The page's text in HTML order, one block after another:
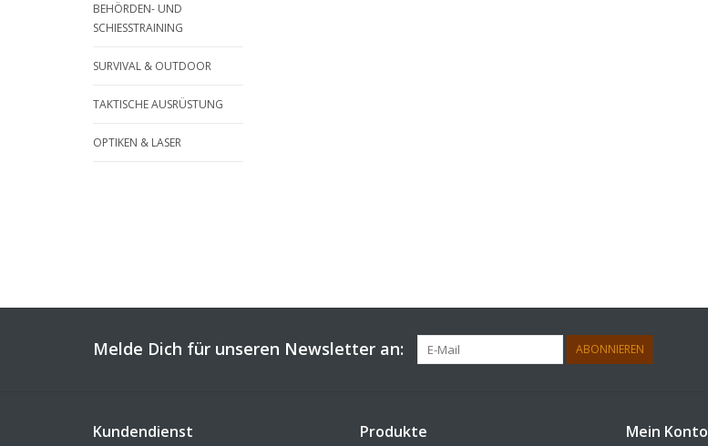
BEHÖRDEN- UND
SCHIESSTRAINING
SURVIVAL & OUTDOOR
TAKTISCHE AUSRÜSTUNG
OPTIKEN & LASER
Melde Dich für unseren Newsletter an: ABONNIEREN
Kundendienst Produkte Mein Konto